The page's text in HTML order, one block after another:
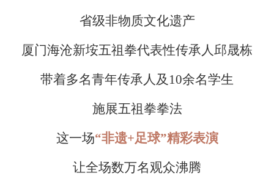
省级非物质文化遗产
厦门海沧新垵五祖拳代表性传承人邱晟栋
带着多名青年传承人及10余名学生
施展五祖拳拳法
这一场“非遗+足球”精彩表演
让全场数万名观众沸腾